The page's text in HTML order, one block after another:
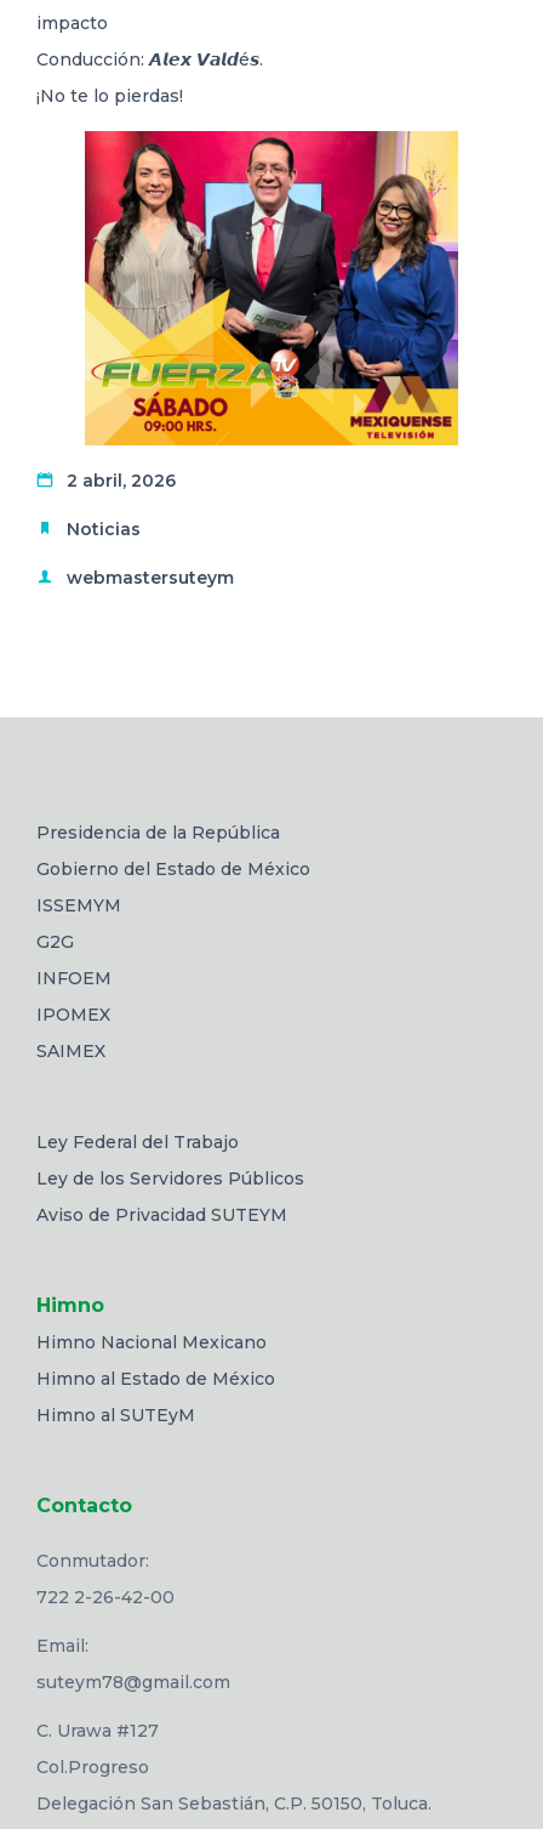
impacto
Conducción: 𝘼𝙡𝙚𝙭 𝙑𝙖𝙡𝙙é𝙨.
¡No te lo pierdas!
2 abril, 2026
Noticias
webmastersuteym
Presidencia de la República
Gobierno del Estado de México
ISSEMYM
G2G
INFOEM
IPOMEX
SAIMEX
Ley Federal del Trabajo
Ley de los Servidores Públicos
Aviso de Privacidad SUTEYM
Himno
Himno Nacional Mexicano
Himno al Estado de México
Himno al SUTEyM
Contacto
Conmutador:
722 2-26-42-00
Email:
suteym78@gmail.com
C. Urawa #127
Col.Progreso
Delegación San Sebastián, C.P. 50150, Toluca.